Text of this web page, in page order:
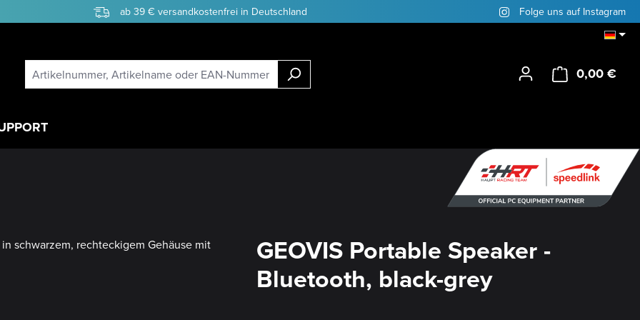
ab 39 € versandkostenfrei in Deutschland Folge uns auf Instagram
0,00 €
GEOVIS Portable Speaker -
Bluetooth, black-grey